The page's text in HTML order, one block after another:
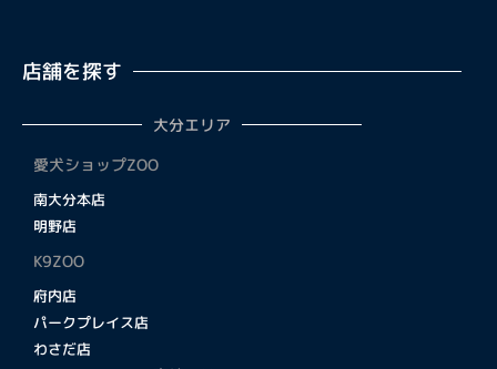
店舗を探す
大分エリア
愛犬ショップZOO
南大分本店
明野店
K9ZOO
府内店
パークプレイス店
わさだ店